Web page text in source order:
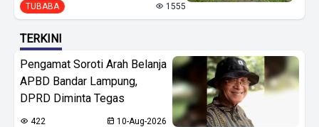
TUBABA 1555
TERKINI
Pengamat Soroti Arah Belanja
APBD Bandar Lampung,
DPRD Diminta Tegas
422 10-Aug-2026